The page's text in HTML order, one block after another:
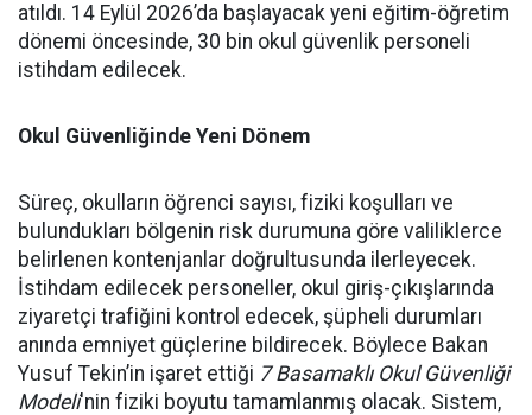
atıldı. 14 Eylül 2026’da başlayacak yeni eğitim-öğretim
dönemi öncesinde, 30 bin okul güvenlik personeli
istihdam edilecek.
Okul Güvenliğinde Yeni Dönem
Süreç, okulların öğrenci sayısı, fiziki koşulları ve
bulundukları bölgenin risk durumuna göre valiliklerce
belirlenen kontenjanlar doğrultusunda ilerleyecek.
İstihdam edilecek personeller, okul giriş-çıkışlarında
ziyaretçi trafiğini kontrol edecek, şüpheli durumları
anında emniyet güçlerine bildirecek. Böylece Bakan
Yusuf Tekin’in işaret ettiği 7 Basamaklı Okul Güvenliği
Modeli'nin fiziki boyutu tamamlanmış olacak. Sistem,